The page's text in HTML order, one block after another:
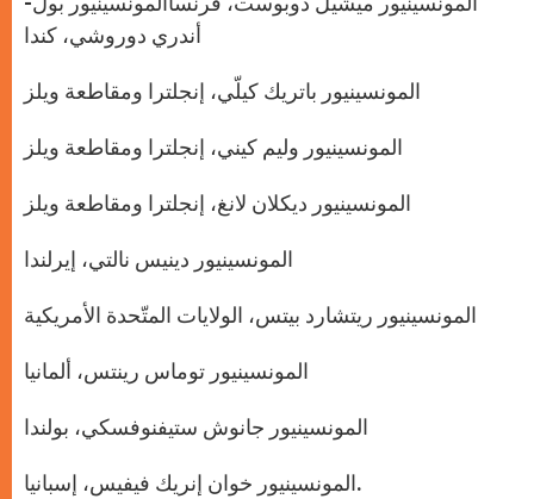
أندري دوروشي، كندا
المونسينيور باتريك كيلّي، إنجلترا ومقاطعة ويلز
المونسينيور وليم كيني، إنجلترا ومقاطعة ويلز
المونسينيور ديكلان لانغ، إنجلترا ومقاطعة ويلز
المونسينيور دينيس نالتي، إيرلندا
المونسينيور ريتشارد بيتس، الولايات المتّحدة الأمريكية
المونسينيور توماس رينتس، ألمانيا
المونسينيور جانوش ستيفنوفسكي، بولندا
المونسينيور خوان إنريك فيفيس، إسبانيا.